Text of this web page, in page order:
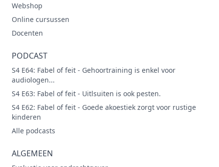
Webshop
Online cursussen
Docenten
PODCAST
S4 E64: Fabel of feit - Gehoortraining is enkel voor
audiologen...
S4 E63: Fabel of feit - Uitlsuiten is ook pesten.
S4 E62: Fabel of feit - Goede akoestiek zorgt voor rustige
kinderen
Alle podcasts
ALGEMEEN